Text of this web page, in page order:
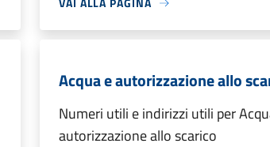
Acqua e autorizzazione allo
Numeri utili e indirizzi utili per
autorizzazione allo scarico